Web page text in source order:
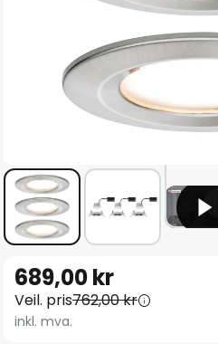
begynnelsen
av
689,00 kr
Veil. pris762,00 kr
inkl. mva.